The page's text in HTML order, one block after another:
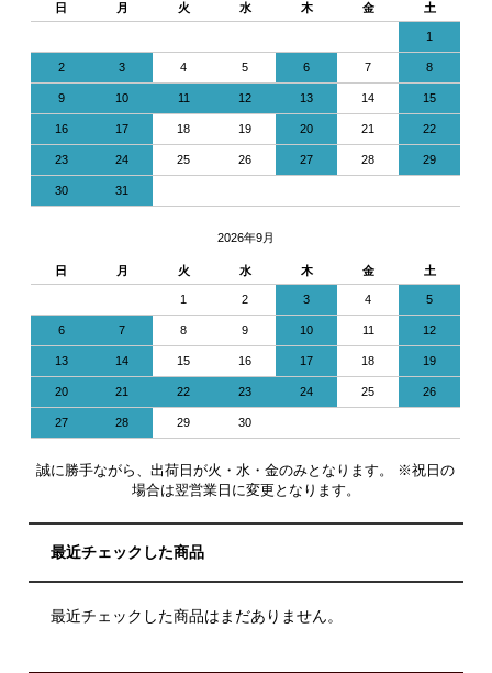
日 月 火 水 木 金 土
1
2 3 4 5 6 7 8
9 10 11 12 13 14 15
16 17 18 19 20 21 22
23 24 25 26 27 28 29
30 31
2026年9月
日 月 火 水 木 金 土
1 2 3 4 5
6 7 8 9 10 11 12
13 14 15 16 17 18 19
20 21 22 23 24 25 26
27 28 29 30
誠に勝手ながら、出荷日が火・水・金のみとなります。 ※祝日の
場合は翌営業日に変更となります。
最近チェックした商品
最近チェックした商品はまだありません。